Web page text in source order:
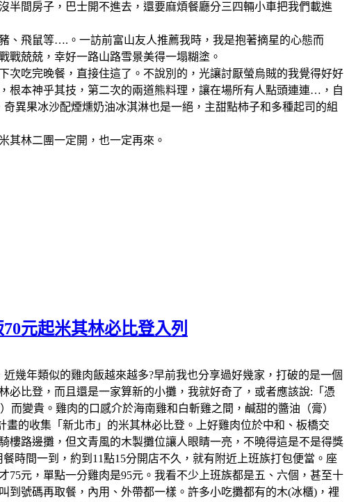
半間房子，巴士開不進去，還要麻煩餐廳分三四輛小車把我們載進
、飛鼠等….。一訪前富山友人推薦我時，我是抱著摘星的心態而
戰兢兢，幸好一路山路雪景美得一塌糊塗。
次吃完晚餐，直接住這了。不說別的，光讓討厭螢烏賊的我覺得好好
根本神乎其技，第二次的兩道熊料理，讓在場所有人點頭連連…，自
異果冰沙配煙燻奶油冰淇淋也是一絕，主甜點柿子和多種起司的組
其林二團一定開，也一定再來。
元起米其林必比登入列
近幾年類似的雞肉飯越來越多?早前我也分享過好幾家，打破的是一個
比登，而且還是一家算新的小攤，我就好奇了，或者應該說:「憑
變貴。雞肉的口感介於海南雞和白斬雞之間，鹹甜的醬油（膏）
的收集「新北市」的米其林必比登。上好雞肉位於中和、板橋交
路邊攤，但文青風的木製攤位讓人眼睛一亮，不曉得這是不是得獎
時間一到，約到11點15分開店不久，就有附近上班族打包便當。座
元，單點一分雞肉是95元。我看不少上班族都是五、六個，甚至十
號碼再取餐，內用、外帶都一樣。許多小吃攤都有的木(冰櫃)，裡